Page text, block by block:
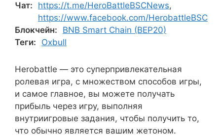
Чат: https://t.me/HeroBattleBSCNews,
https://www.facebook.com/HerobattleBSC
Блокчейн:
BNB Smart Chain (BEP20)
Теги:
Oxbull
Herobattle — это суперпривлекательная
ролевая игра, с множеством способов игры,
и самое главное, вы можете получать
прибыль через игру, выполняя
внутриигровые задания, чтобы получить то,
что обычно является вашим жетоном.